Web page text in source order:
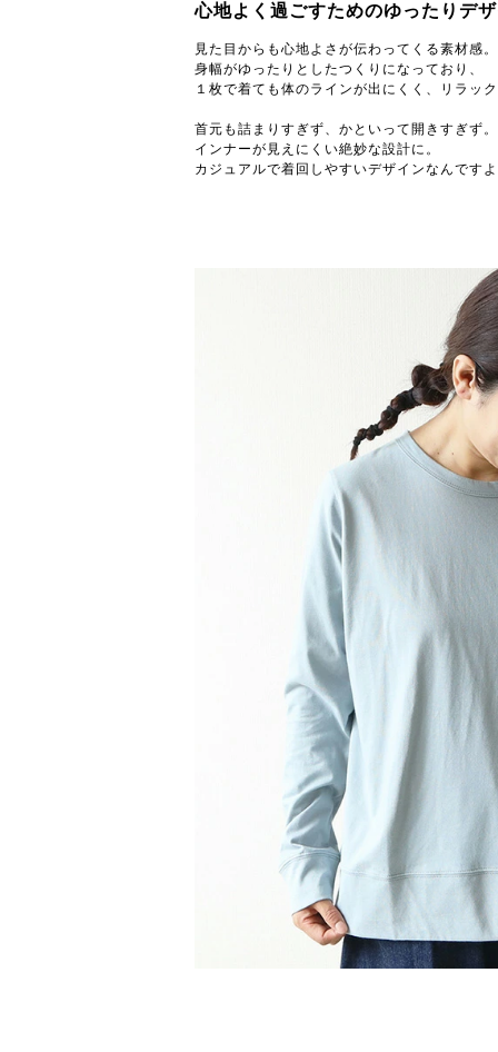
心地よく過ごすためのゆったりデ
見た目からも心地よさが伝わってくる素材感。
身幅がゆったりとしたつくりになっており、
１枚で着ても体のラインが出にくく、リラッ
首元も詰まりすぎず、かといって開きすぎず。
インナーが見えにくい絶妙な設計に。
カジュアルで着回しやすいデザインなんです